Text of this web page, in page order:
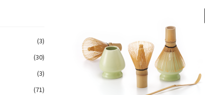
(3)
(30)
(3)
(71)